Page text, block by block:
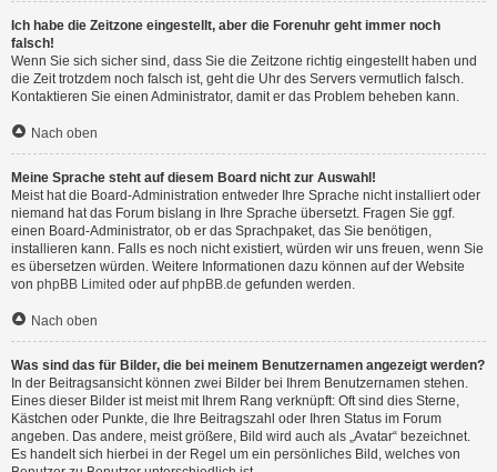
Ich habe die Zeitzone eingestellt, aber die Forenuhr geht immer noch
falsch!
Wenn Sie sich sicher sind, dass Sie die Zeitzone richtig eingestellt haben und
die Zeit trotzdem noch falsch ist, geht die Uhr des Servers vermutlich falsch.
Kontaktieren Sie einen Administrator, damit er das Problem beheben kann.
Nach oben
Meine Sprache steht auf diesem Board nicht zur Auswahl!
Meist hat die Board-Administration entweder Ihre Sprache nicht installiert oder
niemand hat das Forum bislang in Ihre Sprache übersetzt. Fragen Sie ggf.
einen Board-Administrator, ob er das Sprachpaket, das Sie benötigen,
installieren kann. Falls es noch nicht existiert, würden wir uns freuen, wenn Sie
es übersetzen würden. Weitere Informationen dazu können auf der Website
von phpBB Limited oder aufphpBB.de gefunden werden.
Nach oben
Was sind das für Bilder, die bei meinem Benutzernamen angezeigt werden?
In der Beitragsansicht können zwei Bilder bei Ihrem Benutzernamen stehen.
Eines dieser Bilder ist meist mit Ihrem Rang verknüpft: Oft sind dies Sterne,
Kästchen oder Punkte, die Ihre Beitragszahl oder Ihren Status im Forum
angeben. Das andere, meist größere, Bild wird auch als „Avatar“ bezeichnet.
Es handelt sich hierbei in der Regel um ein persönliches Bild, welches von